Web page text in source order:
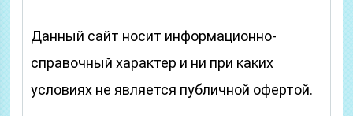
Данный сайт носит информационно-
справочный характер и ни при каких
условиях не является публичной офертой.